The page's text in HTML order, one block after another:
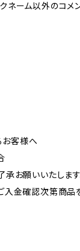
ーム以外のコメ
お客様へ
お願いいたします
入金確認次第商品